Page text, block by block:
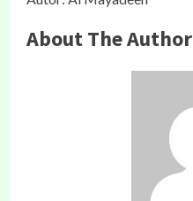
About The Author